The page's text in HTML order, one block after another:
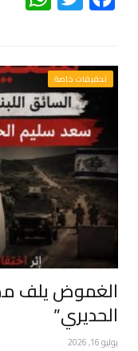
تحقيقات خاصة
الغموض يلف
الحديري”
يوليو 16, 2026